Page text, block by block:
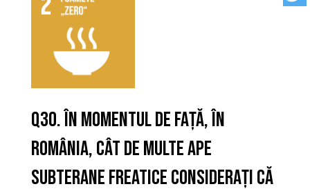
Q30. În momentul de față, în
România, cât de multe ape
subterane freatice considerați că